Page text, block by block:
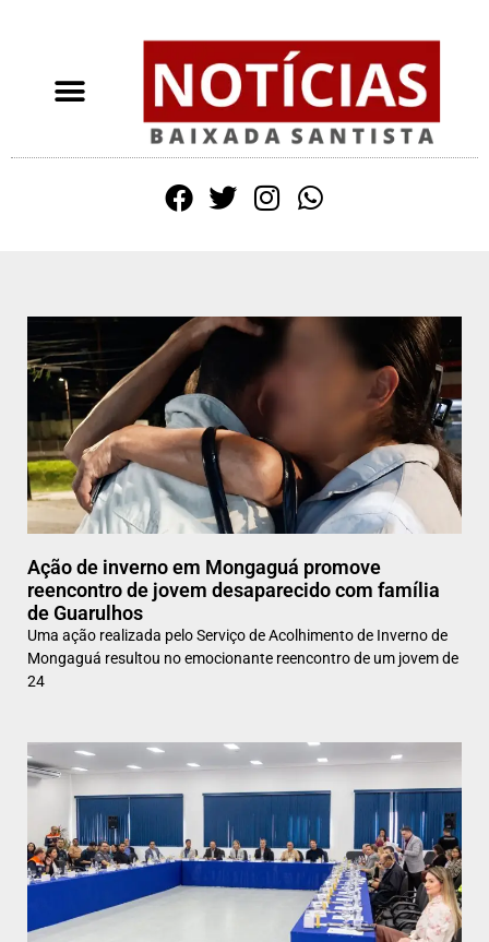
Ação de inverno em Mongaguá promove
reencontro de jovem desaparecido com família
de Guarulhos
Uma ação realizada pelo Serviço de Acolhimento de Inverno de
Mongaguá resultou no emocionante reencontro de um jovem de
24